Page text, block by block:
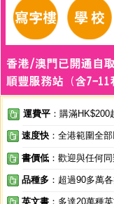
運費平 ：購滿
速度快 ：全港範圍全
書價低 ：歡迎與任何
品種多 ：超過90多萬
英文書 ：多達20萬種